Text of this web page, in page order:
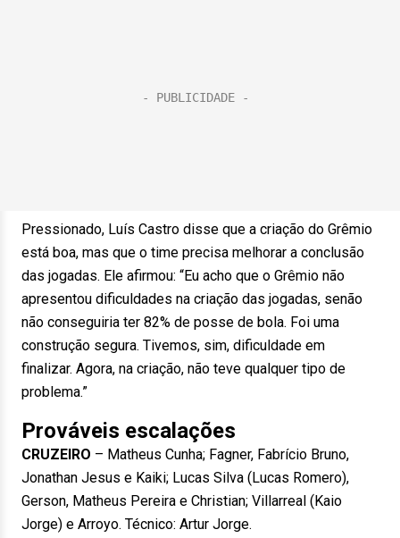
Pressionado, Luís Castro disse que a criação do Grêmio
está boa, mas que o time precisa melhorar a conclusão
das jogadas. Ele afirmou: “Eu acho que o Grêmio não
apresentou dificuldades na criação das jogadas, senão
não conseguiria ter 82% de posse de bola. Foi uma
construção segura. Tivemos, sim, dificuldade em
finalizar. Agora, na criação, não teve qualquer tipo de
problema.”
Prováveis escalações
CRUZEIRO – Matheus Cunha; Fagner, Fabrício Bruno,
Jonathan Jesus e Kaiki; Lucas Silva (Lucas Romero),
Gerson, Matheus Pereira e Christian; Villarreal (Kaio
Jorge) e Arroyo. Técnico: Artur Jorge.